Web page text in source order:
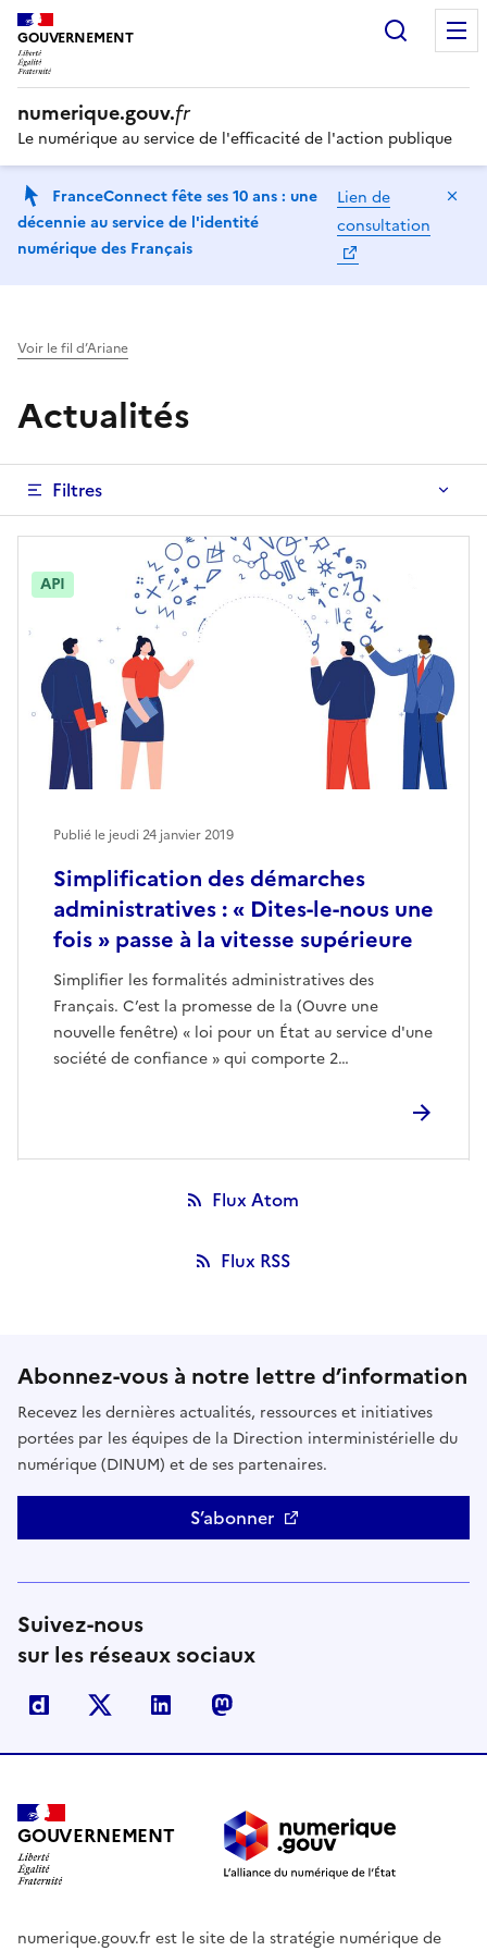
GOUVERNEMENT
numerique.gouv.fr
Le numérique au service de l'efficacité de l'action publique
FranceConnect fête ses 10 ans : une
décennie au service de l'identité
numérique des Français
Lien de
consultation
Voir le fil d’Ariane
Actualités
Filtres
Simplification des démarches
administratives : « Dites-le-nous une
fois » passe à la vitesse supérieure
Simplifier les formalités administratives des
Français. C’est la promesse de la (Ouvre une
nouvelle fenêtre) « loi pour un État au service d'une
société de confiance » qui comporte 2…
Publié le jeudi 24 janvier 2019
API
Flux Atom
Flux RSS
Abonnez-vous à notre lettre d’information
Recevez les dernières actualités, ressources et initiatives
portées par les équipes de la Direction interministérielle du
numérique (DINUM) et de ses partenaires.
S’abonner
Suivez-nous
sur les réseaux sociaux
Dailymotion Linkedin
GOUVERNEMENT
numerique.gouv.fr est le site de la stratégie numérique de